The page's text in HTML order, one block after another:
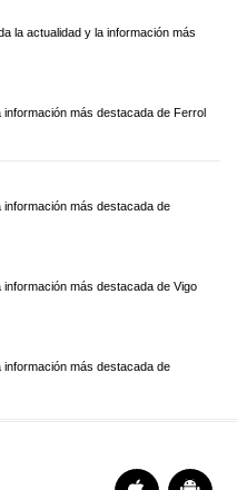
la actualidad y la información más
información más destacada de Ferrol
información más destacada de
información más destacada de Vigo
información más destacada de